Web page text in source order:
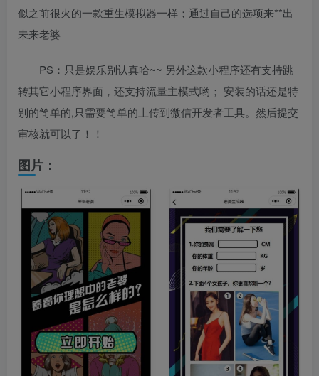
似之前很火的一款重生模拟器一样；通过自己的选项来**出
未来老婆
PS：只是娱乐别认真哈~~ 另外这款小程序还有支持跳
转其它小程序界面，还支持流量主模式哟； 安装的话还是特
别的简单的,只需要简单的上传到微信开发者工具。然后提交
审核就可以了！！
图片：